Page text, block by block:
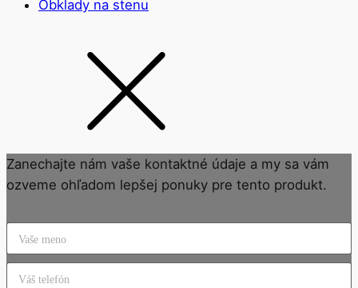
Obklady na stenu
Zanechajte nám vaše kontaktné údaje a my sa vám
ozveme ohľadom lepšej ponuky pre tento produkt.